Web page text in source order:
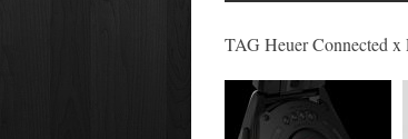
TAG Heuer Connected x